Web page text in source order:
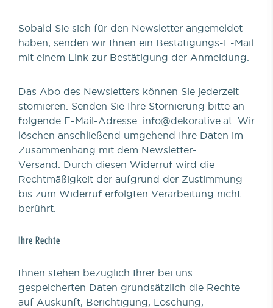
Sobald Sie sich für den Newsletter angemeldet
haben, senden wir Ihnen ein Bestätigungs-E-Mail
mit einem Link zur Bestätigung der Anmeldung.
Das Abo des Newsletters können Sie jederzeit
stornieren. Senden Sie Ihre Stornierung bitte an
folgende E-Mail-Adresse: info@dekorative.at. Wir
löschen anschließend umgehend Ihre Daten im
Zusammenhang mit dem Newsletter-
Versand. Durch diesen Widerruf wird die
Rechtmäßigkeit der aufgrund der Zustimmung
bis zum Widerruf erfolgten Verarbeitung nicht
berührt.
Ihre Rechte
Ihnen stehen bezüglich Ihrer bei uns
gespeicherten Daten grundsätzlich die Rechte
auf Auskunft, Berichtigung, Löschung,